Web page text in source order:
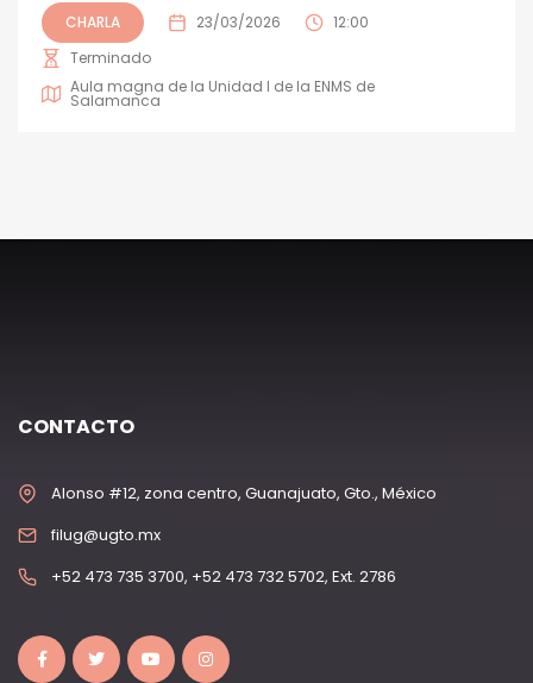
CHARLA 23/03/2026
12:00
Terminado
Aula magna de la Unidad I de la ENMS de
Salamanca
CONTACTO
Alonso #12, zona centro, Guanajuato, Gto., México
filug@ugto.mx
+52 473 735 3700, +52 473 732 5702, Ext. 2786